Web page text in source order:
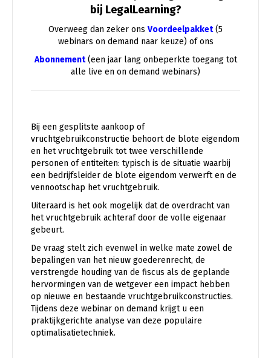
bij LegalLearning?
Overweeg dan zeker ons Voordeelpakket(5
webinars on demand naar keuze) of ons
Abonnement(een jaar lang onbeperkte toegang tot
alle live en on demand webinars)
Bij een gesplitste aankoop of
vruchtgebruikconstructie behoort de blote eigendom
en het vruchtgebruik tot twee verschillende
personen of entiteiten: typisch is de situatie waarbij
een bedrijfsleider de blote eigendom verwerft en de
vennootschap het vruchtgebruik.
Uiteraard is het ook mogelijk dat de overdracht van
het vruchtgebruik achteraf door de volle eigenaar
gebeurt.
De vraag stelt zich evenwel in welke mate zowel de
bepalingen van het nieuw goederenrecht, de
verstrengde houding van de fiscus als de geplande
hervormingen van de wetgever een impact hebben
op nieuwe en bestaande vruchtgebruikconstructies.
Tijdens deze webinar on demand krijgt u een
praktijkgerichte analyse van deze populaire
optimalisatietechniek.